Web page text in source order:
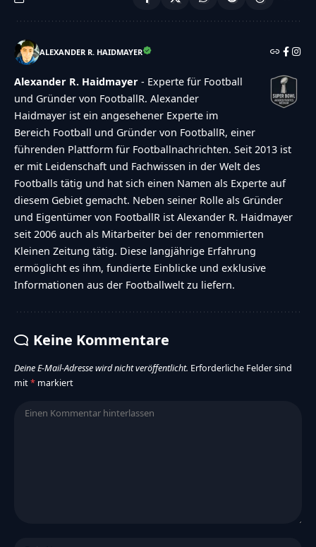
ALEXANDER R. HAIDMAYER
Alexander R. Haidmayer - Experte für Football
und Gründer von FootballR. Alexander
Haidmayer ist ein angesehener Experte im
Bereich Football und Gründer von FootballR, einer
führenden Plattform für Footballnachrichten. Seit 2013 ist
er mit Leidenschaft und Fachwissen in der Welt des
Footballs tätig und hat sich einen Namen als Experte auf
diesem Gebiet gemacht. Neben seiner Rolle als Gründer
und Eigentümer von FootballR ist Alexander R. Haidmayer
seit 2006 auch als Mitarbeiter bei der renommierten
Kleinen Zeitung tätig. Diese langjährige Erfahrung
ermöglicht es ihm, fundierte Einblicke und exklusive
Informationen aus der Footballwelt zu liefern.
Keine Kommentare
Deine E-Mail-Adresse wird nicht veröffentlicht. Erforderliche Felder sind
mit* markiert